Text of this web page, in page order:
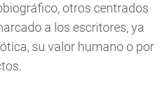
otros centrados
a los escritores, ya
su valor humano o por